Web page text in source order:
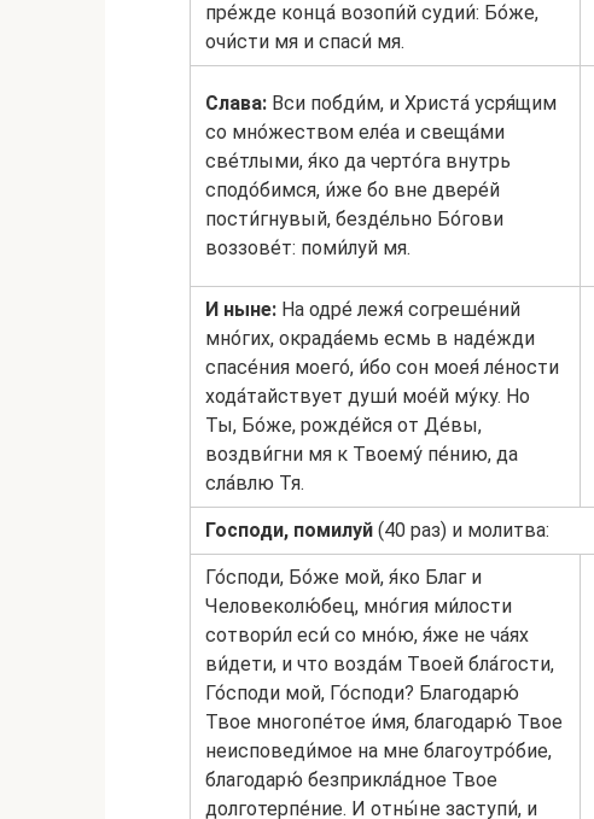
пре́жде конца́ возопи́й судии́: Бо́же,
очи́сти мя и спаси́ мя.
Слава: Вси побди́м, и Христа́ усря́щим
со мно́жеством еле́а и свеща́ми
све́тлыми, я́ко да черто́га внутрь
сподо́бимся, и́же бо вне двере́й
пости́гнувый, безде́льно Бо́гови
воззове́т: поми́луй мя.
И ныне: На одре́ лежя́ согреше́ний
мно́гих, окрада́емь есмь в наде́жди
спасе́ния моего́, и́бо сон моея́ ле́ности
хода́тайствует души́ мое́й му́ку. Но
Ты, Бо́же, рожде́йся от Де́вы,
воздви́гни мя к Твоему́ пе́нию, да
сла́влю Тя.
Господи, помилуй (40 раз) и молитва:
Го́споди, Бо́же мой, я́ко Благ и
Человеколю́бец, мно́гия ми́лости
сотвори́л еси́ со мно́ю, я́же не ча́ях
ви́дети, и что возда́м Твоей бла́гости,
Го́споди мой, Го́споди? Благодарю́
Твое многопе́тое и́мя, благодарю́ Твое
неисповеди́мое на мне благоутро́бие,
благодарю́ безприкла́дное Твое
долготерпе́ние. И отны́не заступи́, и